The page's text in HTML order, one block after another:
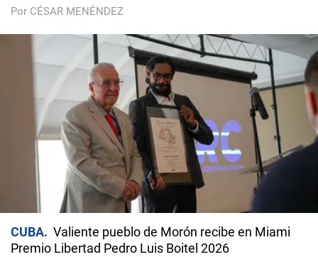
Por CÉSAR MENÉNDEZ
CUBA
Valiente pueblo de Morón recibe en Miami
Premio Libertad Pedro Luis Boitel 2026